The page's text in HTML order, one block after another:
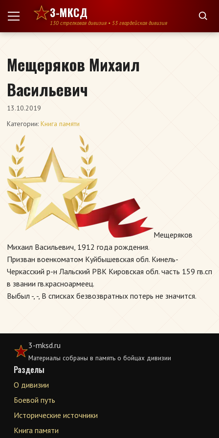
Перейти к содержимому
3-МКСД
130 стрелковая дивизия • 53 гвардейская дивизия
Мещеряков Михаил
Васильевич
13.10.2019
Категории: Книга памяти
Мещеряков
Михаил Васильевич, 1912 года рождения.
Призван военкоматом Куйбышевская обл. Кинель-
Черкасский р-н Лальский РВК Кировская обл. часть 159 гв.сп
в звании гв.красноармеец.
Выбыл -, -, В списках безвозвратных потерь не значится.
3-mksd.ru
Материалы собраны в память о бойцах дивизии
Разделы
О дивизии
Боевой путь
Исторические источники
Книга памяти